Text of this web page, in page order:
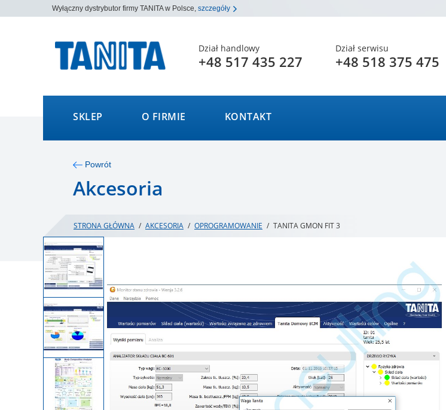
Wyłączny dystrybutor firmy TANITA w Polsce, szczegóły
Dział handlowy
+48 517 435 227
Dział serwisu
+48 518 375 475
SKLEP O FIRMIE KONTAKT
Powrót
Akcesoria
STRONA GŁÓWNA / AKCESORIA / OPROGRAMOWANIE / TANITA GMON FIT 3